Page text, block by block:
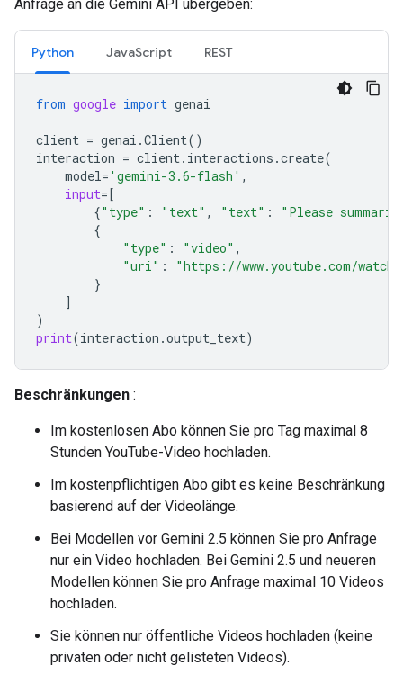
Anfrage an die Gemini API übergeben:
Python JavaScript REST
from google import genai
client = genai .Client()
interaction = client. interactions .create(
model= 'gemini-3.6-flash' ,
input=[
{"type" : "text" , "text" :
"Please
{
"type" : "video" ,
"uri" :
"https://www.youtube.com/
}
]
)
print(interaction .output_text)
Beschränkungen :
Im kostenlosen Abo können Sie pro Tag maximal 8
Stunden YouTube-Video hochladen.
Im kostenpflichtigen Abo gibt es keine Beschränkung
basierend auf der Videolänge.
Bei Modellen vor Gemini 2.5 können Sie pro Anfrage
nur ein Video hochladen. Bei Gemini 2.5 und neueren
Modellen können Sie pro Anfrage maximal 10 Videos
hochladen.
Sie können nur öffentliche Videos hochladen (keine
privaten oder nicht gelisteten Videos).